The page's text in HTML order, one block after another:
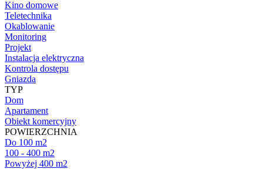
Kino domowe
Teletechnika
Okablowanie
Monitoring
Projekt
Instalacja elektryczna
Kontrola dostępu
Gniazda
TYP
Dom
Apartament
Obiekt komercyjny
POWIERZCHNIA
Do 100 m2
100 - 400 m2
Powyżej 400 m2